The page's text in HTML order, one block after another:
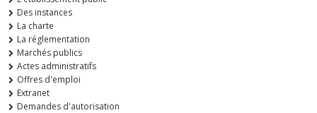
Des instances
La charte
La réglementation
Marchés publics
Actes administratifs
Offres d'emploi
Extranet
Demandes d'autorisation